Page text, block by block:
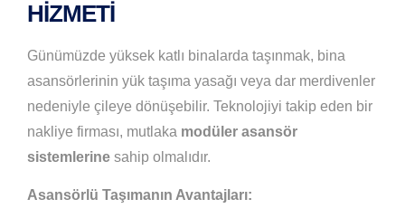
HIZMETI
Günümüzde yüksek katlı binalarda taşınmak, bina
asansörlerinin yük taşıma yasağı veya dar merdivenler
nedeniyle çileye dönüşebilir. Teknolojiyi takip eden bir
nakliye firması, mutlaka modüler asansör
sistemlerine sahip olmalıdır.
Asansörlü Taşımanın Avantajları: